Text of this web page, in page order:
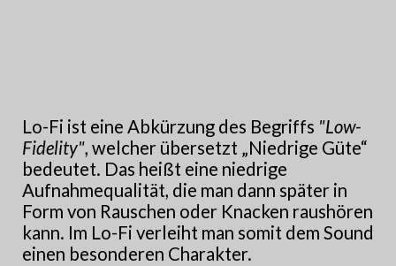
Lo-Fi ist eine Abkürzung des Begriffs "Low-
Fidelity", welcher übersetzt „Niedrige Güte“
bedeutet. Das heißt eine niedrige
Aufnahmequalität, die man dann später in
Form von Rauschen oder Knacken raushören
kann. Im Lo-Fi verleiht man somit dem Sound
einen besonderen Charakter.